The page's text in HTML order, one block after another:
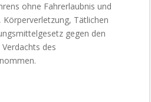
ohne Fahrerlaubnis und
Tätlichen
gegen den
des